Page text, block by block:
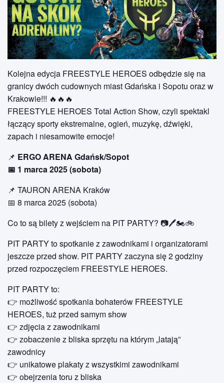
Kolejna edycja FREESTYLE HEROES odbędzie się na
granicy dwóch cudownych miast Gdańska i Sopotu oraz w
Krakowie!!! 🔥🔥🔥
FREESTYLE HEROES Total Action Show, czyli spektakl
łączący sporty ekstremalne, ogień, muzykę, dźwięki,
zapach i niesamowite emocje!
📌 ERGO ARENA Gdańsk/Sopot
📅 1 marca 2025 (sobota)
📌 TAURON ARENA Kraków
📅 8 marca 2025 (sobota)
Co to są bilety z wejściem na PIT PARTY? 📷🖊🏍🚲
PIT PARTY to spotkanie z zawodnikami i organizatorami
jeszcze przed show. PIT PARTY zaczyna się 2 godziny
przed rozpoczęciem FREESTYLE HEROES.
PIT PARTY to:
👉 możliwość spotkania bohaterów FREESTYLE
HEROES, tuż przed samym show
👉 zdjęcia z zawodnikami
👉 zobaczenie z bliska sprzętu na którym „latają”
zawodnicy
👉 unikatowe plakaty z wszystkimi zawodnikami
👉 obejrzenia toru z bliska